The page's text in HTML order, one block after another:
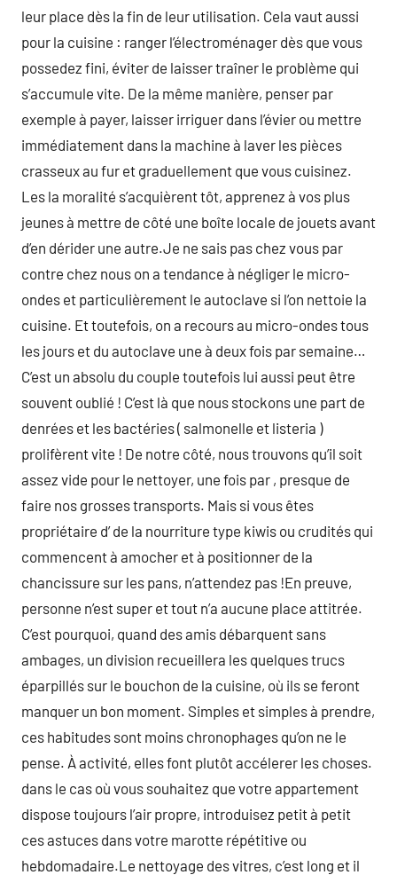
leur place dès la fin de leur utilisation. Cela vaut aussi
pour la cuisine : ranger l’électroménager dès que vous
possedez fini, éviter de laisser traîner le problème qui
s’accumule vite. De la même manière, penser par
exemple à payer, laisser irriguer dans l’évier ou mettre
immédiatement dans la machine à laver les pièces
crasseux au fur et graduellement que vous cuisinez.
Les la moralité s’acquièrent tôt, apprenez à vos plus
jeunes à mettre de côté une boîte locale de jouets avant
d’en dérider une autre.Je ne sais pas chez vous par
contre chez nous on a tendance à négliger le micro-
ondes et particulièrement le autoclave si l’on nettoie la
cuisine. Et toutefois, on a recours au micro-ondes tous
les jours et du autoclave une à deux fois par semaine…
C’est un absolu du couple toutefois lui aussi peut être
souvent oublié ! C’est là que nous stockons une part de
denrées et les bactéries ( salmonelle et listeria )
prolifèrent vite ! De notre côté, nous trouvons qu’il soit
assez vide pour le nettoyer, une fois par , presque de
faire nos grosses transports. Mais si vous êtes
propriétaire d’ de la nourriture type kiwis ou crudités qui
commencent à amocher et à positionner de la
chancissure sur les pans, n’attendez pas !En preuve,
personne n’est super et tout n’a aucune place attitrée.
C’est pourquoi, quand des amis débarquent sans
ambages, un division recueillera les quelques trucs
éparpillés sur le bouchon de la cuisine, où ils se feront
manquer un bon moment. Simples et simples à prendre,
ces habitudes sont moins chronophages qu’on ne le
pense. À activité, elles font plutôt accélerer les choses.
dans le cas où vous souhaitez que votre appartement
dispose toujours l’air propre, introduisez petit à petit
ces astuces dans votre marotte répétitive ou
hebdomadaire.Le nettoyage des vitres, c’est long et il